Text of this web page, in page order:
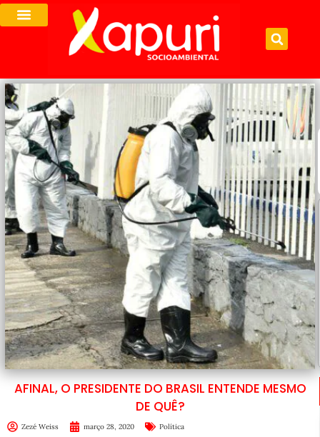
AFINAL, O PRESIDENTE DO BRASIL ENTENDE MESMO
DE QUÊ?
Zezé Weiss março 28, 2020 Política